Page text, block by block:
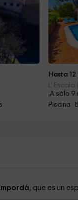
Hasta 12
L' Escala
¡A sólo
Piscina ·
, que es un